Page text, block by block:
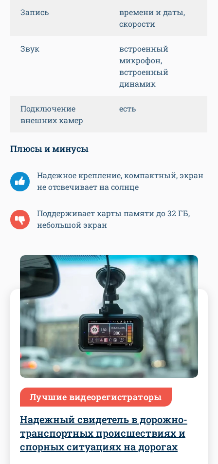
Запись
времени и даты,
скорости
Звук
встроенный
микрофон,
встроенный
динамик
Подключение
внешних камер
есть
Плюсы и минусы
Надежное крепление, компактный, экран
не отсвечивает на солнце
Поддерживает карты памяти до 32 ГБ,
небольшой экран
Лучшие видеорегистраторы
Надежный свидетель в дорожно-
транспортных происшествиях и
спорных ситуациях на дорогах